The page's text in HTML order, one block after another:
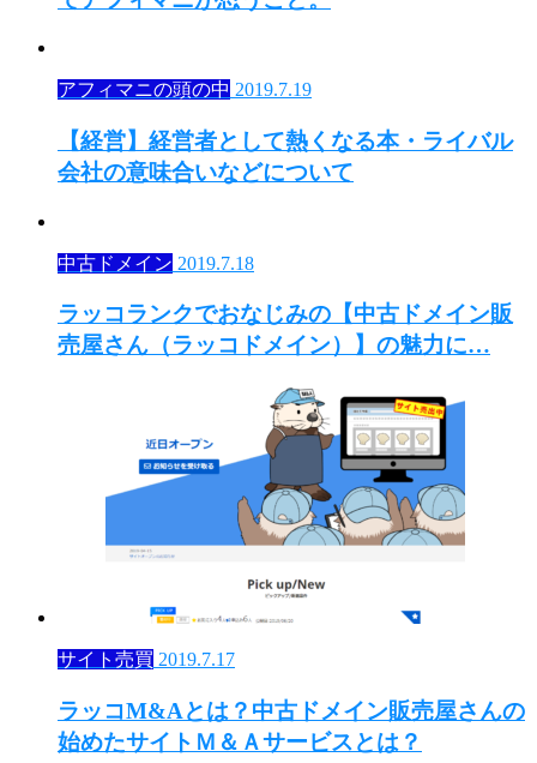
アフィマニの頭の中 2019.7.19
【経営】経営者として熱くなる本・ライバル
会社の意味合いなどについて
中古ドメイン 2019.7.18
ラッコランクでおなじみの【中古ドメイン販
売屋さん（ラッコドメイン）】の魅力に…
サイト売買 2019.7.17
ラッコM&Aとは？中古ドメイン販売屋さんの
始めたサイトＭ＆Ａサービスとは？